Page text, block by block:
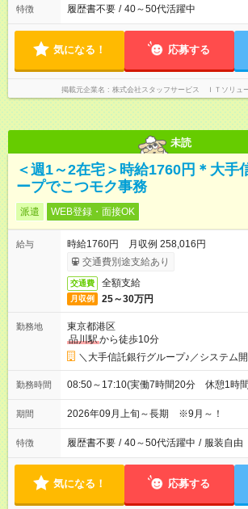
特徴 履歴書不要 / 40～50代活躍中
気になる！ 応募する
掲載元企業名 株式会社スタッフサービス ＩＴソリュ
未読
＜週1～2在宅＞時給1760円＊大手
ープでこつモク事務
派遣 WEB登録・面接OK
給与
時給1760円 月収例 258,016円
交通費別途支給あり
交通費 全額支給
月収例 25～30万円
勤務地
東京都港区
品川駅から徒歩10分
＼大手信託銀行グループ♪／システム
勤務時間 08:50～17:10(実働7時間20分 休憩1時
期間 2026年09月上旬～長期 ※9月～！
特徴 履歴書不要 / 40～50代活躍中 / 服装自由
気になる！ 応募する